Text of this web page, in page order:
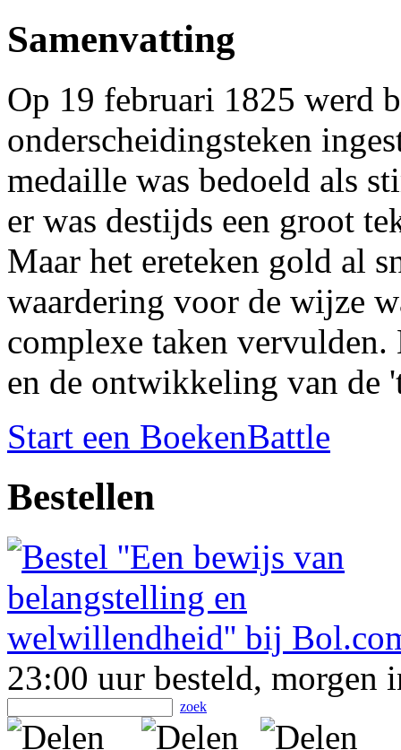
Samenvatting
Op 19 februari 1825 werd
onderscheidingsteken
medaille was bedoeld als
er was destijds een groot
Maar het ereteken gold al
waardering voor de wijze
complexe taken vervulden.
en de ontwikkeling van de
Start een BoekenBattle
Bestellen
23:00 uur besteld, morgen
zoek